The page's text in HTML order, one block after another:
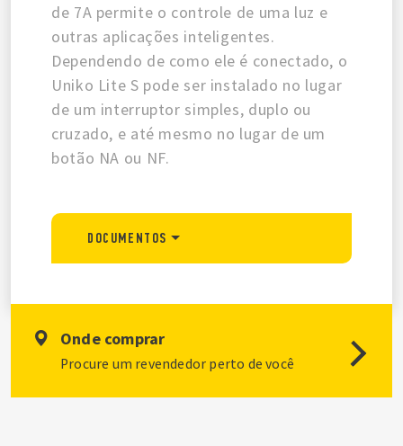
de 7A permite o controle de uma luz e
outras aplicações inteligentes.
Dependendo de como ele é conectado, o
Uniko Lite S pode ser instalado no lugar
de um interruptor simples, duplo ou
cruzado, e até mesmo no lugar de um
botão NA ou NF.
DOCUMENTOS
Onde comprar
Procure um revendedor perto de você